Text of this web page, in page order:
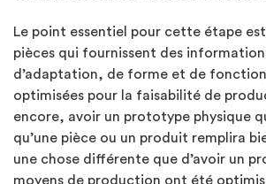
Le point essentiel pour cette étape
pièces qui fournissent des
d’adaptation, de forme et de
optimisées pour la faisabilité de
encore, avoir un prototype physique
qu’une pièce ou un produit remplira
une chose différente que d’avoir un
moyens de production ont été